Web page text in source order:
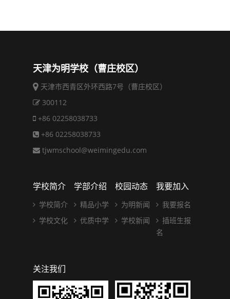
天津为明学校（曹庄校区）
天津市西青区外环西路7号（曹庄校区）
300112
+86 02258038733
+86 02258038733
tjwmschool@weimingedu.com
学校简介
学校简介
学校文化
学部介绍
精品小学
优质中学
校园动态
为明新闻
学校新闻
我要加入
我要报名
插班生报
名
关注我们